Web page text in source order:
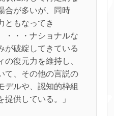
合が多いが、同時
ともなってき
・・・ナショナルな
が破綻してきている
の復元力を維持し、
て、その他の言説の
デルや、認知的枠組
提供している。」